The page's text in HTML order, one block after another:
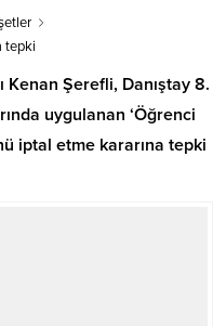
tepki
Kenan Şerefli, Danıştay 8.
uygulanan ‘Öğrenci
iptal etme kararına tepki